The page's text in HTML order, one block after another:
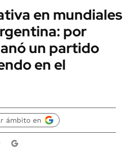
en mundiales
por
un partido
en el
ámbito en